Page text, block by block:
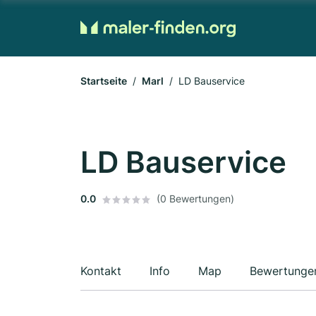
Startseite Marl LD Bauservice
LD Bauservice
0.0 (0 Bewertungen)
Kontakt Info Map